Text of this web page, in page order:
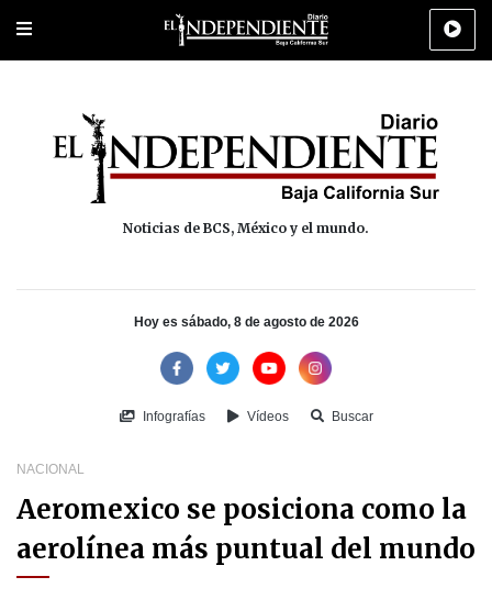
Portada Los Cabos Policiaca Deportes Cultura
Noticias de BCS, México y el mundo.
Hoy es sábado, 8 de agosto de 2026
Infografías Vídeos Buscar
NACIONAL
Aeromexico se posiciona como la
aerolínea más puntual del mundo